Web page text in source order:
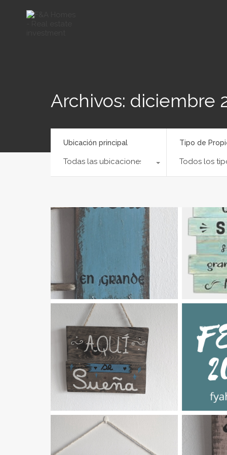
Archivos: diciembre
Ubicación principal
Todas las ubicaciones
Tipo de
Todos los